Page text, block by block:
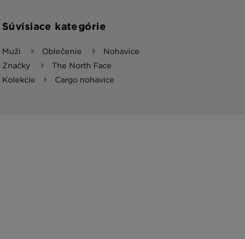
Súvisiace kategórie
Muži Oblečenie
Nohavice
Značky
The North Face
Kolekcie
Cargo nohavice